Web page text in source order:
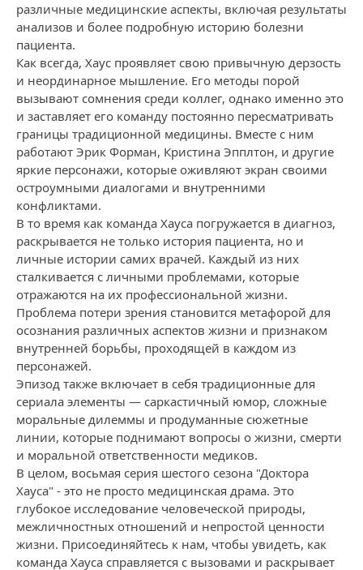
различные медицинские аспекты, включая результаты
анализов и более подробную историю болезни
пациента.
Как всегда, Хаус проявляет свою привычную дерзость
и неординарное мышление. Его методы порой
вызывают сомнения среди коллег, однако именно это
и заставляет его команду постоянно пересматривать
границы традиционной медицины. Вместе с ним
работают Эрик Форман, Кристина Эпплтон, и другие
яркие персонажи, которые оживляют экран своими
остроумными диалогами и внутренними
конфликтами.
В то время как команда Хауса погружается в диагноз,
раскрывается не только история пациента, но и
личные истории самих врачей. Каждый из них
сталкивается с личными проблемами, которые
отражаются на их профессиональной жизни.
Проблема потери зрения становится метафорой для
осознания различных аспектов жизни и признаком
внутренней борьбы, проходящей в каждом из
персонажей.
Эпизод также включает в себя традиционные для
сериала элементы — саркастичный юмор, сложные
моральные дилеммы и продуманные сюжетные
линии, которые поднимают вопросы о жизни, смерти
и моральной ответственности медиков.
В целом, восьмая серия шестого сезона "Доктора
Хауса" - это не просто медицинская драма. Это
глубокое исследование человеческой природы,
межличностных отношений и непростой ценности
жизни. Присоединяйтесь к нам, чтобы увидеть, как
команда Хауса справляется с вызовами и раскрывает